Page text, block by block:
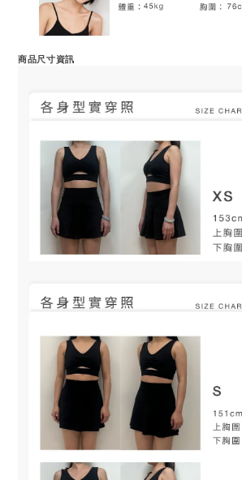
商品尺寸資訊